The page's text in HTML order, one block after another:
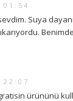
01:54
Suya
22:07
ürününü